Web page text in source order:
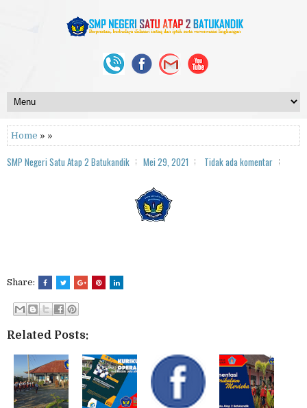
Home » »
SMP Negeri Satu Atap 2 Batukandik Mei 29, 2021 Tidak ada komentar
Share:
Related Posts: